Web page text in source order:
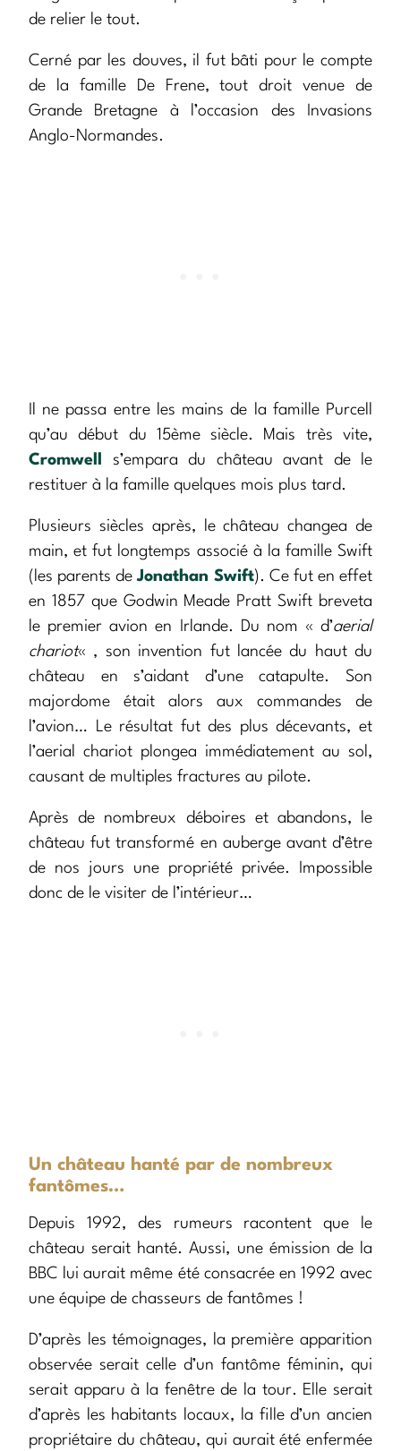
de relier le tout.
Cerné par les douves, il fut bâti pour le compte
de la famille De Frene, tout droit venue de
Grande Bretagne à l’occasion des Invasions
Anglo-Normandes.
Il ne passa entre les mains de la famille Purcell
qu’au début du 15ème siècle. Mais très vite,
Cromwell
s’empara du château avant de le
restituer à la famille quelques mois plus tard.
Plusieurs siècles après, le château changea de
main, et fut longtemps associé à la famille Swift
(les parents deJonathan Swift). Ce fut en effet
en 1857 que Godwin Meade Pratt Swift breveta
le premier avion en Irlande. Du nom « d’aerial
chariot« , son invention fut lancée du haut du
château en s’aidant d’une catapulte. Son
majordome était alors aux commandes de
l’avion… Le résultat fut des plus décevants, et
l’aerial chariot plongea immédiatement au sol,
causant de multiples fractures au pilote.
Après de nombreux déboires et abandons, le
château fut transformé en auberge avant d’être
de nos jours une propriété privée. Impossible
donc de le visiter de l’intérieur…
Un château hanté par de nombreux
fantômes…
Depuis 1992, des rumeurs racontent que le
château serait hanté. Aussi, une émission de la
BBC lui aurait même été consacrée en 1992 avec
une équipe de chasseurs de fantômes !
D’après les témoignages, la première apparition
observée serait celle d’un fantôme féminin, qui
serait apparu à la fenêtre de la tour. Elle serait
d’après les habitants locaux, la fille d’un ancien
propriétaire du château, qui aurait été enfermée